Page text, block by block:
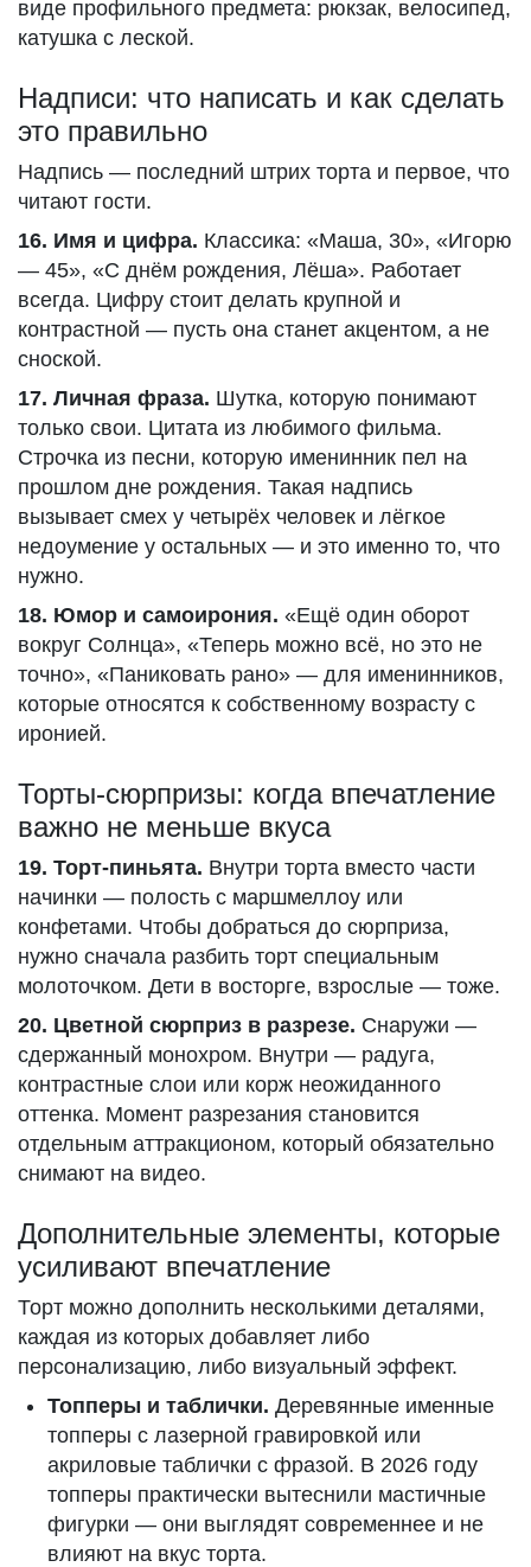
виде профильного предмета: рюкзак, велосипед,
катушка с леской.
Надписи: что написать и как сделать
это правильно
Надпись — последний штрих торта и первое, что
читают гости.
16. Имя и цифра. Классика: «Маша, 30», «Игорю
— 45», «С днём рождения, Лёша». Работает
всегда. Цифру стоит делать крупной и
контрастной — пусть она станет акцентом, а не
сноской.
17. Личная фраза. Шутка, которую понимают
только свои. Цитата из любимого фильма.
Строчка из песни, которую именинник пел на
прошлом дне рождения. Такая надпись
вызывает смех у четырёх человек и лёгкое
недоумение у остальных — и это именно то, что
нужно.
18. Юмор и самоирония. «Ещё один оборот
вокруг Солнца», «Теперь можно всё, но это не
точно», «Паниковать рано» — для именинников,
которые относятся к собственному возрасту с
иронией.
Торты-сюрпризы: когда впечатление
важно не меньше вкуса
19. Торт-пиньята. Внутри торта вместо части
начинки — полость с маршмеллоу или
конфетами. Чтобы добраться до сюрприза,
нужно сначала разбить торт специальным
молоточком. Дети в восторге, взрослые — тоже.
20. Цветной сюрприз в разрезе. Снаружи —
сдержанный монохром. Внутри — радуга,
контрастные слои или корж неожиданного
оттенка. Момент разрезания становится
отдельным аттракционом, который обязательно
снимают на видео.
Дополнительные элементы, которые
усиливают впечатление
Торт можно дополнить несколькими деталями,
каждая из которых добавляет либо
персонализацию, либо визуальный эффект.
Топперы и таблички. Деревянные именные
топперы с лазерной гравировкой или
акриловые таблички с фразой. В 2026 году
топперы практически вытеснили мастичные
фигурки — они выглядят современнее и не
влияют на вкус торта.